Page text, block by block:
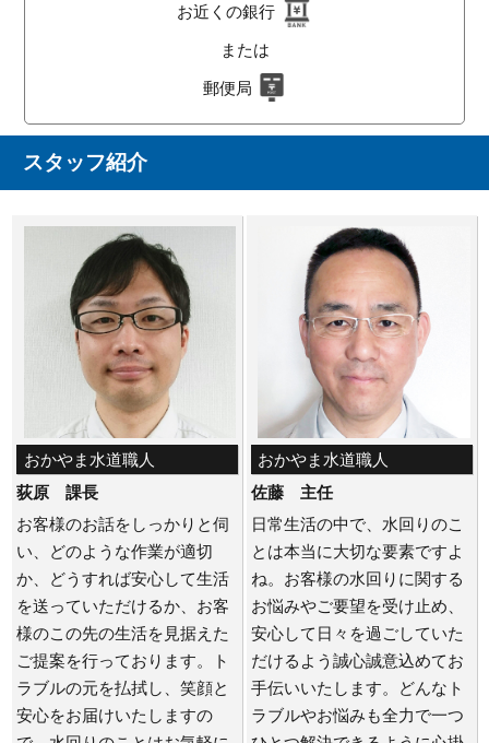
お近くの銀行
または
郵便局
スタッフ紹介
おかやま水道職人
荻原 課長
お客様のお話をしっかりと伺
い、どのような作業が適切
か、どうすれば安心して生活
を送っていただけるか、お客
様のこの先の生活を見据えた
ご提案を行っております。ト
ラブルの元を払拭し、笑顔と
安心をお届けいたしますの
おかやま水道職人
佐藤 主任
日常生活の中で、水回りのこ
とは本当に大切な要素ですよ
ね。お客様の水回りに関する
お悩みやご要望を受け止め、
安心して日々を過ごしていた
だけるよう誠心誠意込めてお
手伝いいたします。どんなト
ラブルやお悩みも全力で一つ